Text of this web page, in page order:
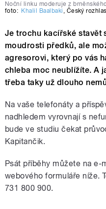
Noční linku moderuje z
foto: Khalil Baalbaki , Český rozhlas
Je trochu kacířské stavět
moudrosti předků, ale
agresorovi, který po vás
chleba moc neublížíte. A
třeba taky už dlouho
Na vaše telefonáty a
nadhledem vyrovnají s
bude ve studiu čekat
Kapitančik.
Psát příběhy můžete na e-
webového formuláře níže.
731 800 900.